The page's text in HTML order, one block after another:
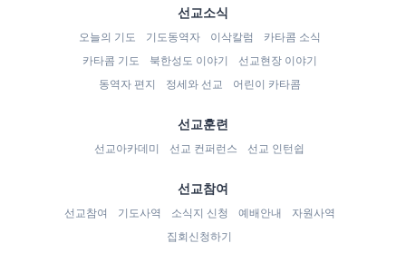
선교소식
오늘의 기도 기도동역자 이삭칼럼
카타콤 소식
카타콤 기도
북한성도 이야기
선교현장 이야기
동역자 편지
정세와 선교 어린이 카타콤
선교훈련
선교아카데미 선교 컨퍼런스 선교 인턴쉽
선교참여
선교참여 기도사역 소식지 신청 예배안내
자원사역
집회신청하기